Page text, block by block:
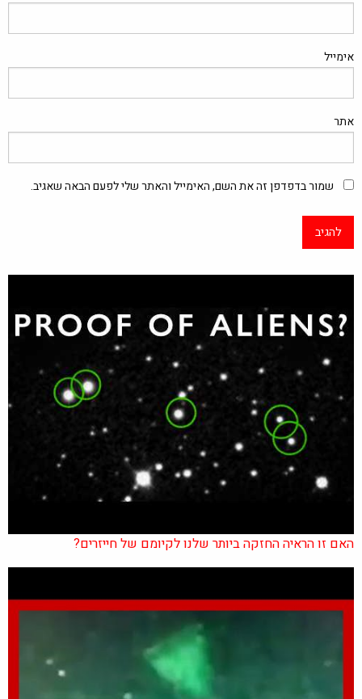
אימייל
אתר
שמור בדפדפן זה את השם, האימייל והאתר שלי לפעם הבאה שאגיב.
האם זו הראיה החזקה ביותר שלנו לקיומם של חייזרים?